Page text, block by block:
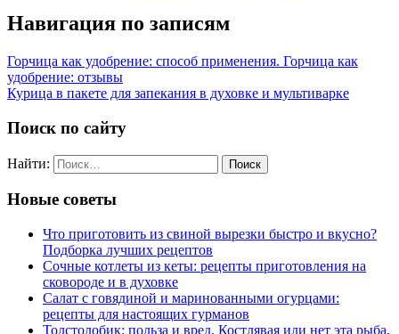
Навигация по записям
Горчица как удобрение: способ применения. Горчица как
удобрение: отзывы
Курица в пакете для запекания в духовке и мультиварке
Поиск по сайту
Найти:
Новые советы
Что приготовить из свиной вырезки быстро и вкусно?
Подборка лучших рецептов
Сочные котлеты из кеты: рецепты приготовления на
сковороде и в духовке
Салат с говядиной и маринованными огурцами:
рецепты для настоящих гурманов
Толстолобик: польза и вред. Костлявая или нет эта рыба,